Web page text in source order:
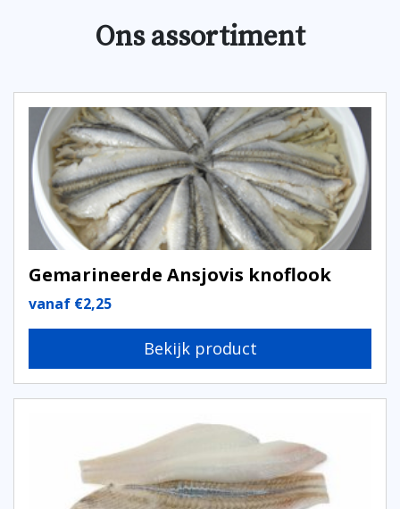
Ons assortiment
Gemarineerde Ansjovis knoflook
vanaf €2,25
Bekijk product